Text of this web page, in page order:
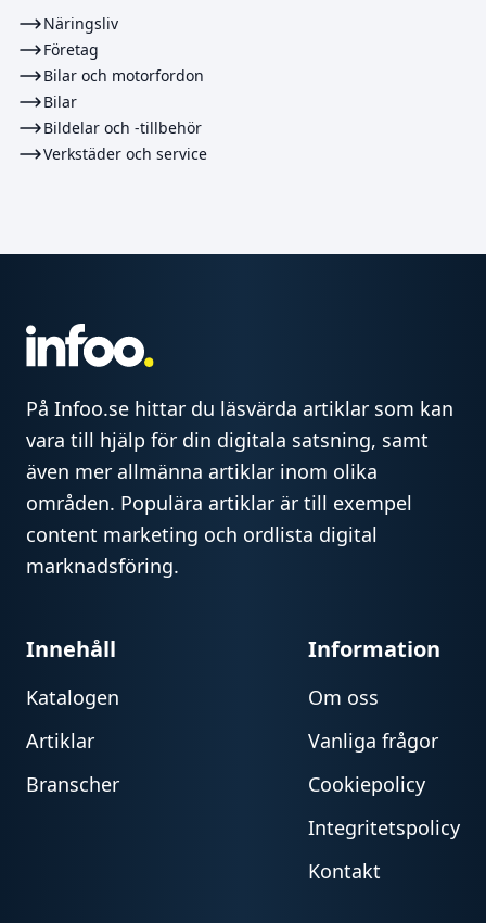
Näringsliv
Företag
Bilar och motorfordon
Bilar
Bildelar och -tillbehör
Verkstäder och service
På Infoo.se hittar du läsvärda artiklar som kan
vara till hjälp för din digitala satsning, samt
även mer allmänna artiklar inom olika
områden. Populära artiklar är till exempel
content marketing och ordlista digital
marknadsföring.
Innehåll
Katalogen
Artiklar
Branscher
Information
Om oss
Vanliga frågor
Cookiepolicy
Integritetspolicy
Kontakt